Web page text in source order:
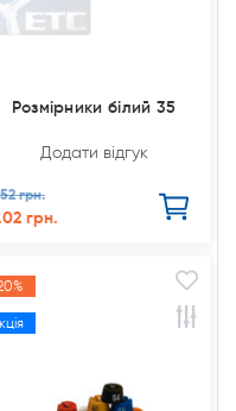
Розмірники білий 35
Додати відгук
грн.
грн.